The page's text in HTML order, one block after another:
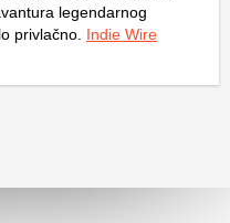
legendarnog
privlačno. Indie Wire